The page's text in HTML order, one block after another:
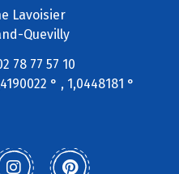
Lavoisier
Quevilly
78 77 57 10
° , 1,0448181 °